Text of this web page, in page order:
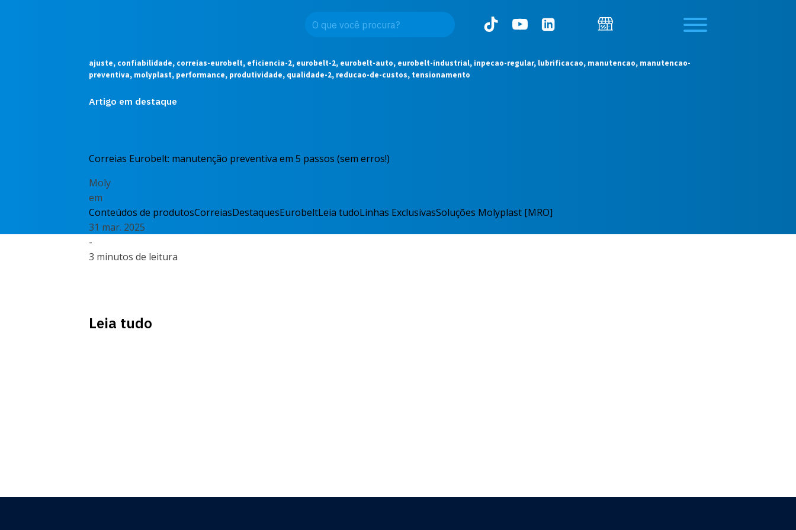
ajuste, confiabilidade, correias-eurobelt, eficiencia-2, eurobelt-2, eurobelt-auto, eurobelt-industrial, inpecao-regular, lubrificacao, manutencao, manutencao-
preventiva, molyplast, performance, produtividade, qualidade-2, reducao-de-custos, tensionamento
Artigo em destaque
Correias Eurobelt: manutenção preventiva em 5 passos (sem erros!)
Moly
em
Conteúdos de produtosCorreiasDestaquesEurobeltLeia tudoLinhas ExclusivasSoluções Molyplast [MRO]
31 mar. 2025
-
3 minutos de leitura
Leia tudo